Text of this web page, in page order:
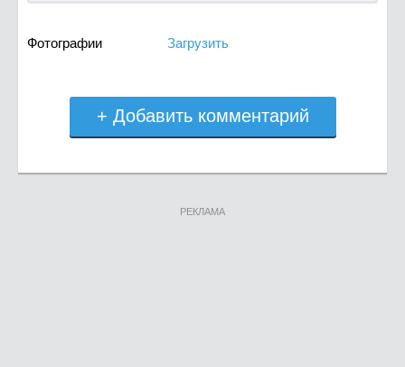
Фотографии Загрузить
+ Добавить комментарий
РЕКЛАМА